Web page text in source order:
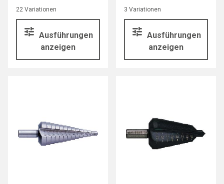
22 Variationen
Ausführungen
anzeigen
3 Variationen
Ausführungen
anzeigen